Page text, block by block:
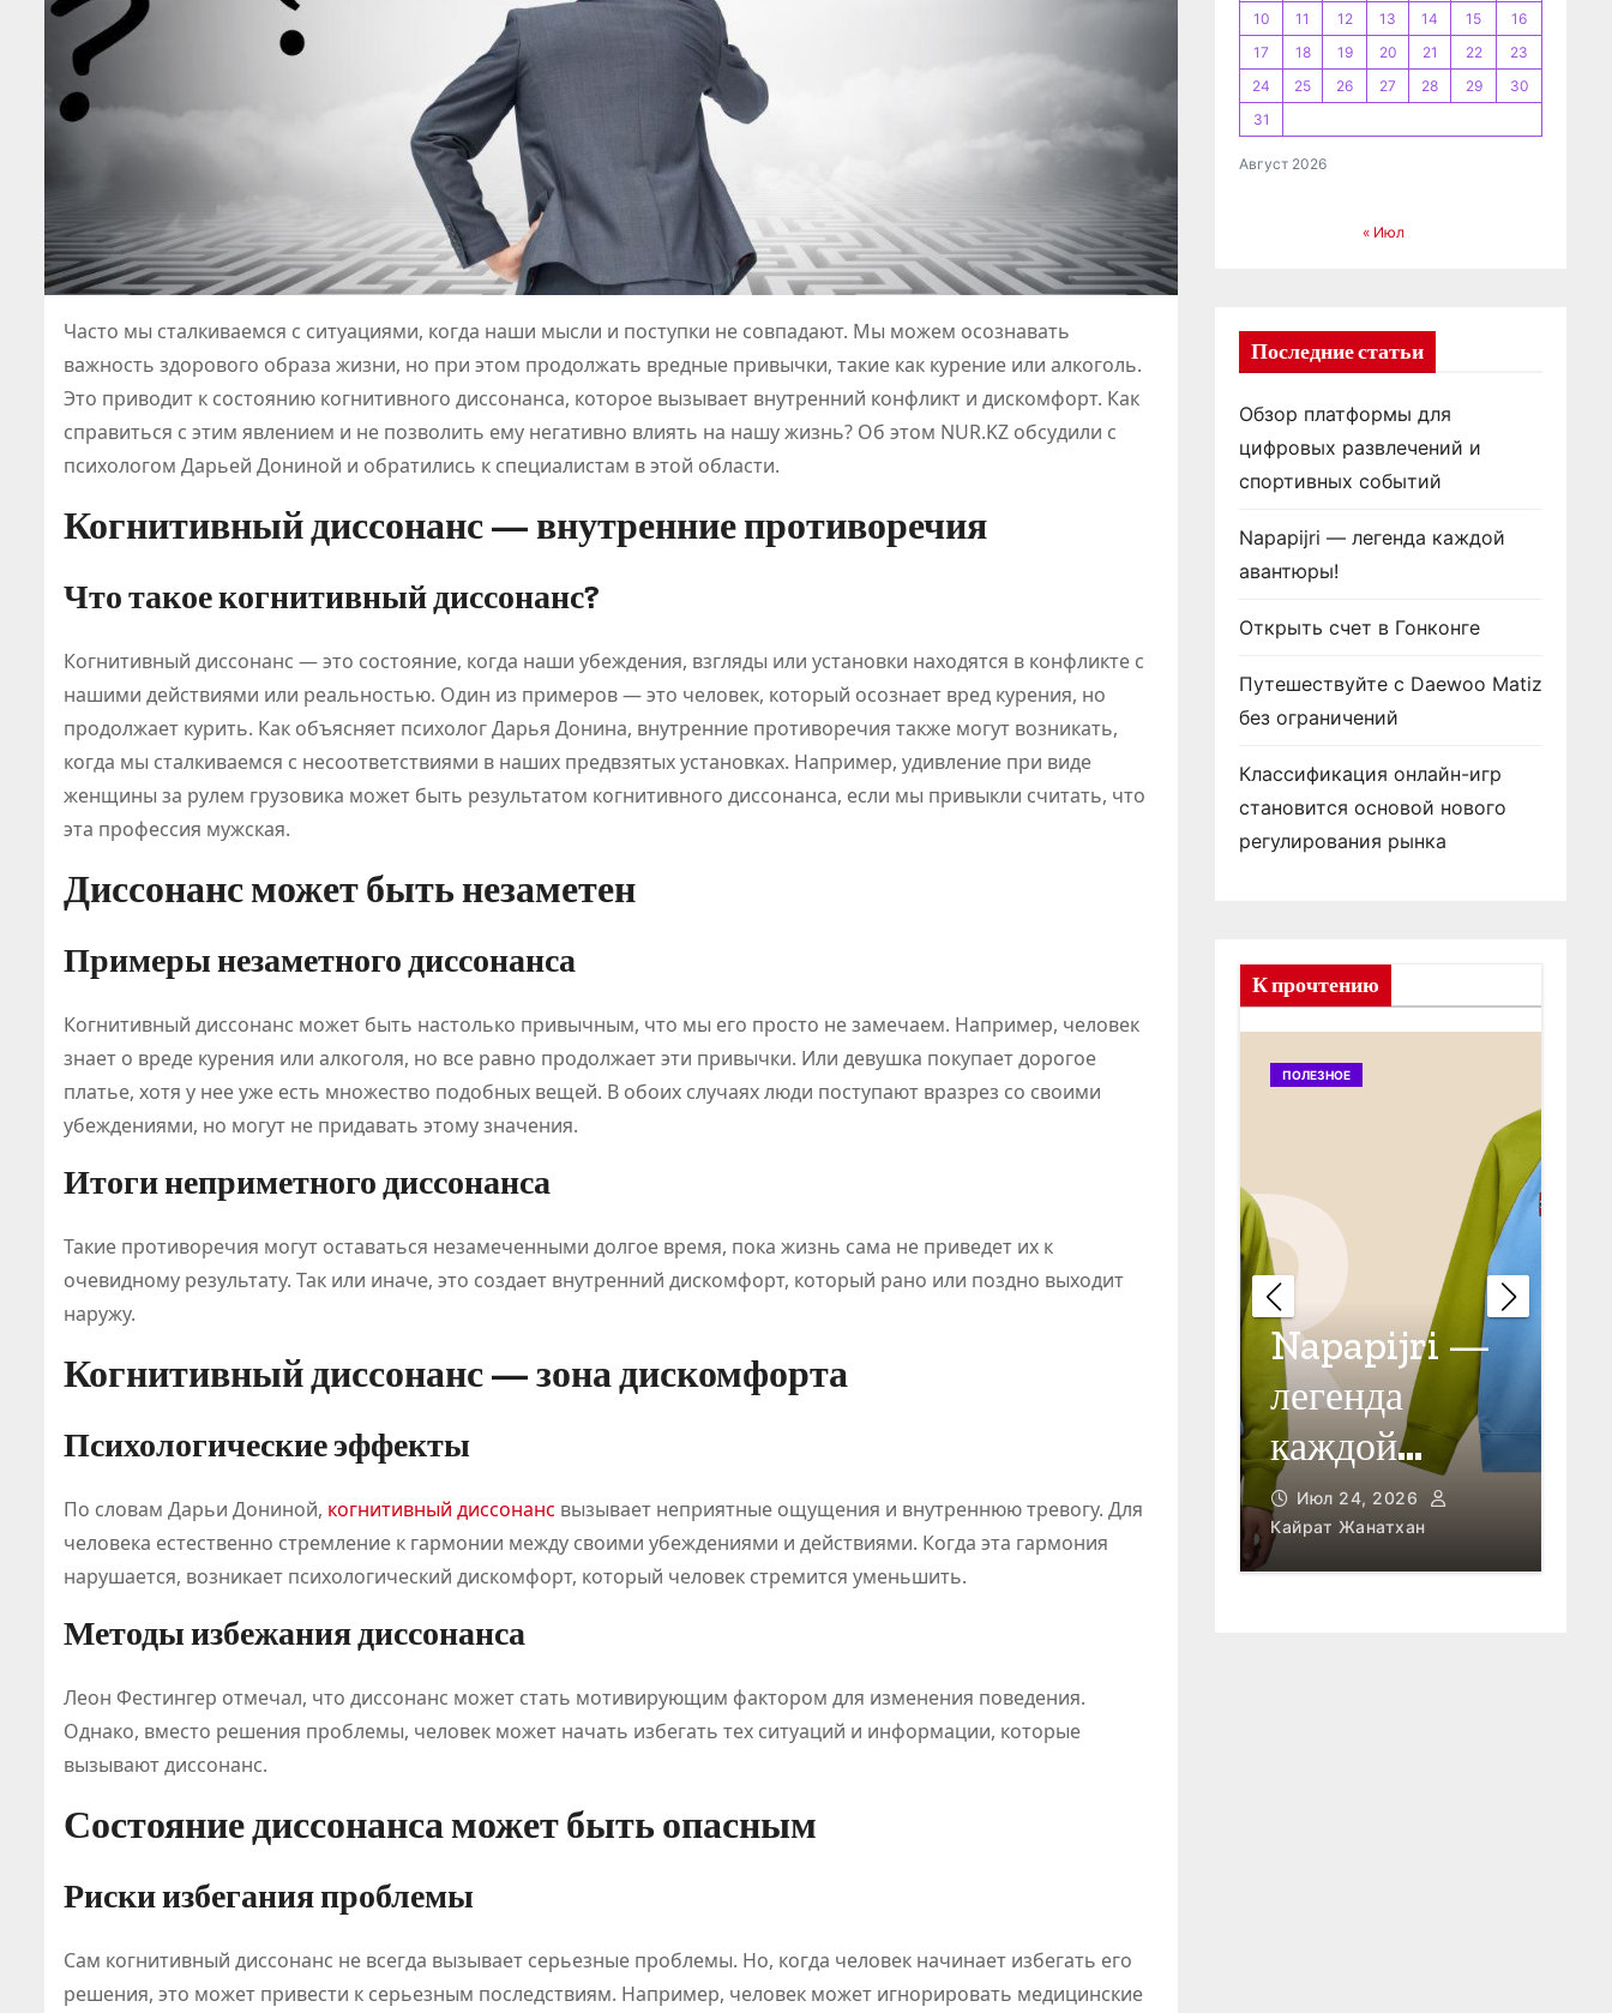
Часто мы сталкиваемся с ситуациями, когда наши мысли и поступки не совпадают. Мы можем осознавать
важность здорового образа жизни, но при этом продолжать вредные привычки, такие как курение или алкоголь.
Это приводит к состоянию когнитивного диссонанса, которое вызывает внутренний конфликт и дискомфорт. Как
справиться с этим явлением и не позволить ему негативно влиять на нашу жизнь? Об этом NUR.KZ обсудили с
психологом Дарьей Дониной и обратились к специалистам в этой области.
Когнитивный диссонанс — внутренние противоречия
Что такое когнитивный диссонанс?
Когнитивный диссонанс — это состояние, когда наши убеждения, взгляды или установки находятся в конфликте с
нашими действиями или реальностью. Один из примеров — это человек, который осознает вред курения, но
продолжает курить. Как объясняет психолог Дарья Донина, внутренние противоречия также могут возникать,
когда мы сталкиваемся с несоответствиями в наших предвзятых установках. Например, удивление при виде
женщины за рулем грузовика может быть результатом когнитивного диссонанса, если мы привыкли считать, что
эта профессия мужская.
Диссонанс может быть незаметен
Примеры незаметного диссонанса
Когнитивный диссонанс может быть настолько привычным, что мы его просто не замечаем. Например, человек
знает о вреде курения или алкоголя, но все равно продолжает эти привычки. Или девушка покупает дорогое
платье, хотя у нее уже есть множество подобных вещей. В обоих случаях люди поступают вразрез со своими
убеждениями, но могут не придавать этому значения.
Итоги неприметного диссонанса
Такие противоречия могут оставаться незамеченными долгое время, пока жизнь сама не приведет их к
очевидному результату. Так или иначе, это создает внутренний дискомфорт, который рано или поздно выходит
наружу.
Когнитивный диссонанс — зона дискомфорта
Психологические эффекты
По словам Дарьи Дониной, когнитивный диссонанс вызывает неприятные ощущения и внутреннюю тревогу. Для
человека естественно стремление к гармонии между своими убеждениями и действиями. Когда эта гармония
нарушается, возникает психологический дискомфорт, который человек стремится уменьшить.
Методы избежания диссонанса
Леон Фестингер отмечал, что диссонанс может стать мотивирующим фактором для изменения поведения.
Однако, вместо решения проблемы, человек может начать избегать тех ситуаций и информации, которые
вызывают диссонанс.
Состояние диссонанса может быть опасным
Риски избегания проблемы
Сам когнитивный диссонанс не всегда вызывает серьезные проблемы. Но, когда человек начинает избегать его
решения, это может привести к серьезным последствиям. Например, человек может игнорировать медицинские
Август 2026
10
11 12 13 14 15
16
17
18 19 20 21 22
23
24
25 26 27 28 29
30
31
« Июл
Последние статьи
Обзор платформы для
цифровых развлечений и
спортивных событий
Napapijri — легенда каждой
авантюры!
Открыть счет в Гонконге
Путешествуйте с Daewoo Matiz
без ограничений
Классификация онлайн-игр
становится основой нового
регулирования рынка
К прочтению
ПОЛЕЗНОЕ
ия онлайн-
становится
основой
нового
я рынка
Абдуалиев
ПОЛЕЗНОЕ
цифровых
развлечений
и спортивных
Кайрат
Жанатхан
ПОЛЕЗНОЕ
Napapijri —
легенда
каждой
авантюры!
Июл 24, 2026
Кайрат Жанатхан